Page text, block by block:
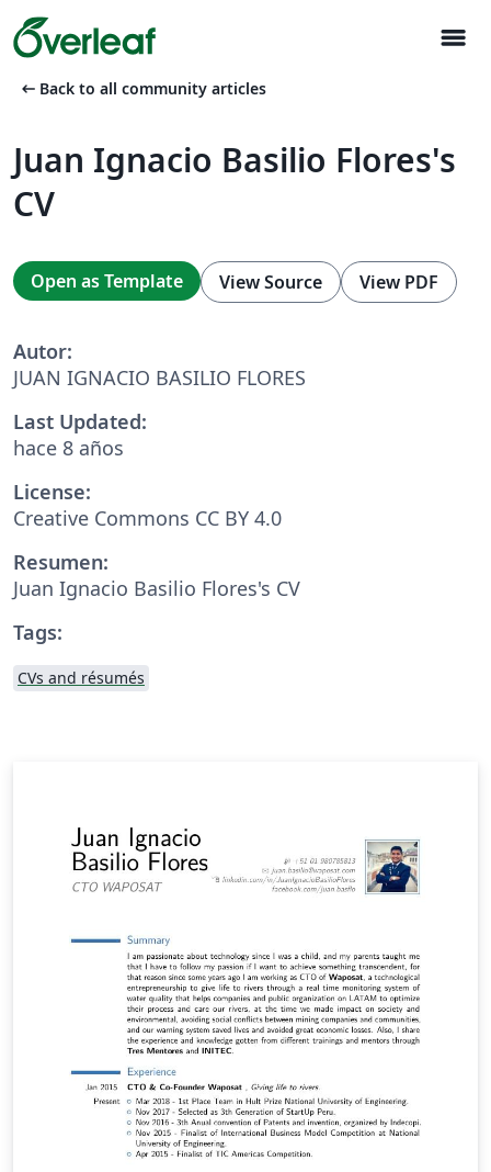
menu
arrow_left_alt Back to all community articles
Juan Ignacio Basilio Flores's
CV
Open as Template View Source View PDF
Autor:
JUAN IGNACIO BASILIO FLORES
Last Updated:
hace 8 años
License:
Creative Commons CC BY 4.0
Resumen:
Juan Ignacio Basilio Flores's CV
Tags:
CVs and résumés